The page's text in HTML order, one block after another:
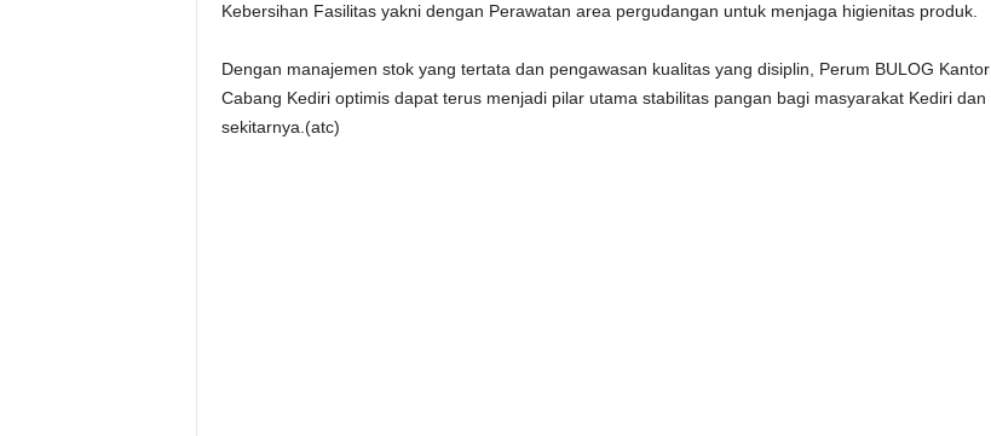
Kebersihan Fasilitas yakni dengan Perawatan area pergudangan untuk menjaga higienitas produk.
Dengan manajemen stok yang tertata dan pengawasan kualitas yang disiplin, Perum BULOG Kantor
Cabang Kediri optimis dapat terus menjadi pilar utama stabilitas pangan bagi masyarakat Kediri dan
sekitarnya.(atc)